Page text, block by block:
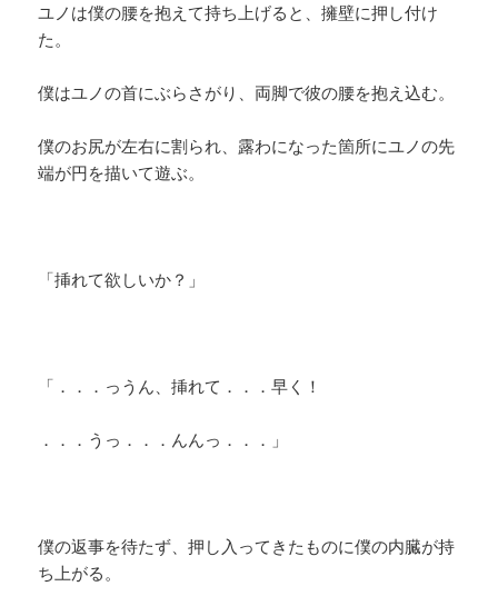
ユノは僕の腰を抱えて持ち上げると、擁壁に押し付け
た。
僕はユノの首にぶらさがり、両脚で彼の腰を抱え込む。
僕のお尻が左右に割られ、露わになった箇所にユノの先
端が円を描いて遊ぶ。
「挿れて欲しいか？」
「．．．っうん、挿れて．．．早く！
．．．うっ．．．んんっ．．．」
僕の返事を待たず、押し入ってきたものに僕の内臓が持
ち上がる。